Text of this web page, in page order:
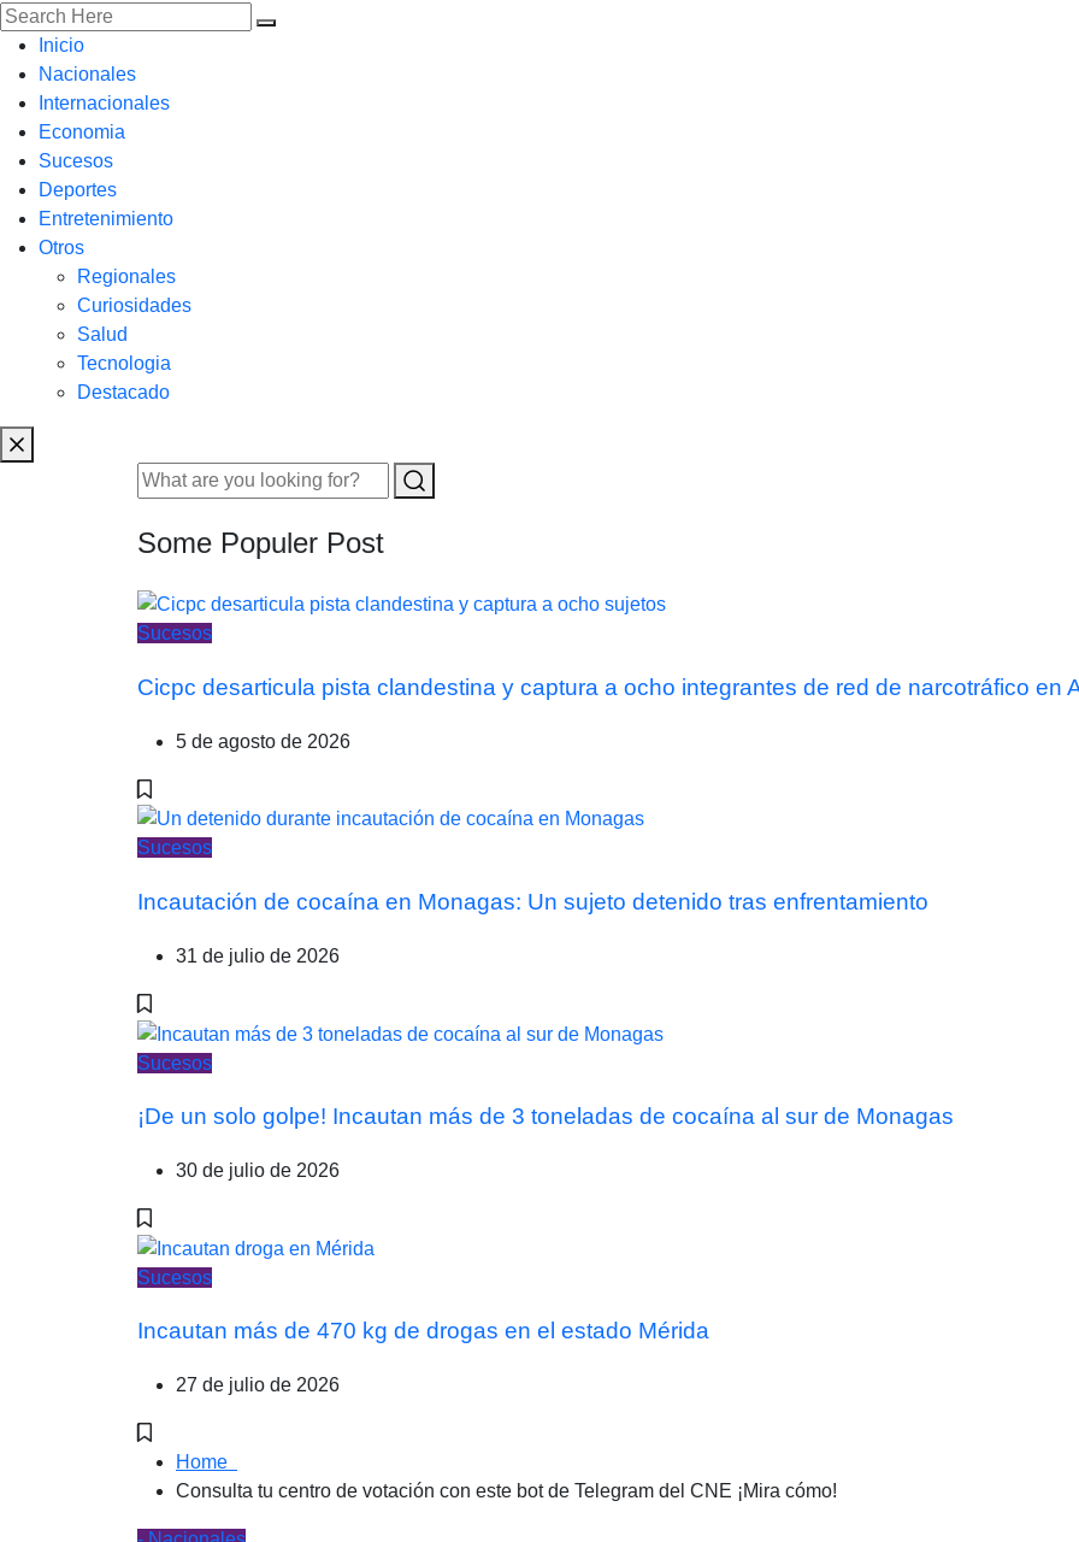
Inicio
Nacionales
Internacionales
Economia
Sucesos
Deportes
Entretenimiento
Otros
Regionales
Curiosidades
Salud
Tecnologia
Destacado
Some Populer Post
Sucesos
Cicpc desarticula pista clandestina y captura a ocho integrantes de red de narcotráfico en
5 de agosto de 2026
Sucesos
Incautación de cocaína en Monagas: Un sujeto detenido tras enfrentamiento
31 de julio de 2026
Sucesos
¡De un solo golpe! Incautan más de 3 toneladas de cocaína al sur de Monagas
30 de julio de 2026
Sucesos
Incautan más de 470 kg de drogas en el estado Mérida
27 de julio de 2026
Home
Consulta tu centro de votación con este bot de Telegram del CNE ¡Mira cómo!